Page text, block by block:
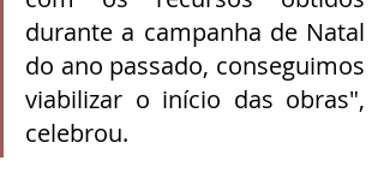
durante a campanha de Natal
do ano passado, conseguimos
viabilizar o início das obras",
celebrou.